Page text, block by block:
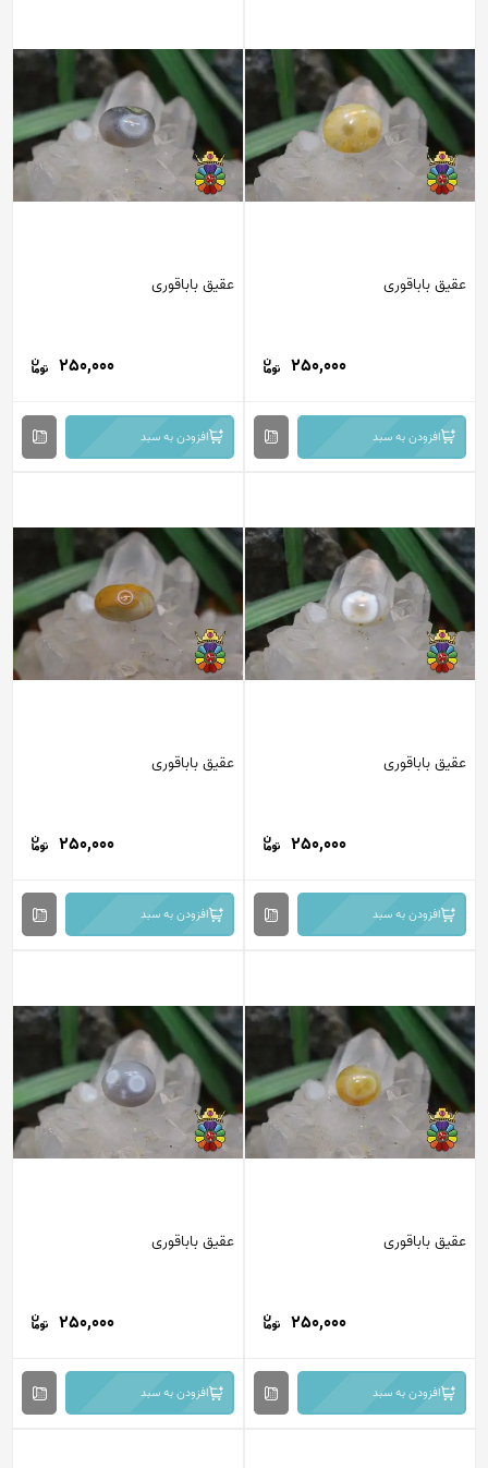
عقیق باباقوری
250,000
افزودن به سبد
عقیق باباقوری
250,000
افزودن به سبد
عقیق باباقوری
250,000
افزودن به سبد
عقیق باباقوری
250,000
افزودن به سبد
عقیق باباقوری
250,000
افزودن به سبد
عقیق باباقوری
250,000
افزودن به سبد